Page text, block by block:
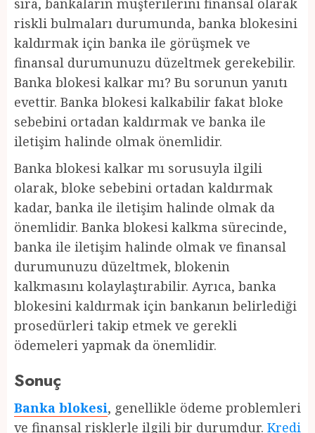
sıra, bankaların müşterilerini finansal olarak
riskli bulmaları durumunda, banka blokesini
kaldırmak için banka ile görüşmek ve
finansal durumunuzu düzeltmek gerekebilir.
Banka blokesi kalkar mı? Bu sorunun yanıtı
evettir. Banka blokesi kalkabilir fakat bloke
sebebini ortadan kaldırmak ve banka ile
iletişim halinde olmak önemlidir.
Banka blokesi kalkar mı sorusuyla ilgili
olarak, bloke sebebini ortadan kaldırmak
kadar, banka ile iletişim halinde olmak da
önemlidir. Banka blokesi kalkma sürecinde,
banka ile iletişim halinde olmak ve finansal
durumunuzu düzeltmek, blokenin
kalkmasını kolaylaştırabilir. Ayrıca, banka
blokesini kaldırmak için bankanın belirlediği
prosedürleri takip etmek ve gerekli
ödemeleri yapmak da önemlidir.
Sonuç
Banka blokesi, genellikle ödeme problemleri
ve finansal risklerle ilgili bir durumdur. Kredi